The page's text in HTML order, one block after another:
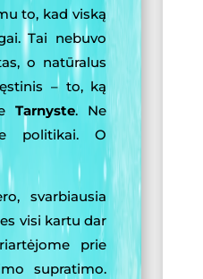
to, kad viską
Tai nebuvo
o natūralus
– to, ką
Tarnyste. Ne
politikai. O
svarbiausia
visi kartu dar
prie
supratimo.